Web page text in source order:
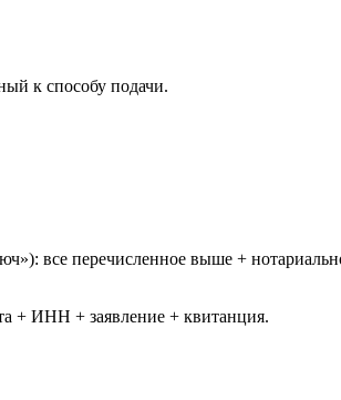
к способу подачи.
все перечисленное выше +
+ ИНН + заявление + квитанция.